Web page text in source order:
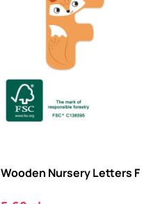
Wooden Nursery Letters F